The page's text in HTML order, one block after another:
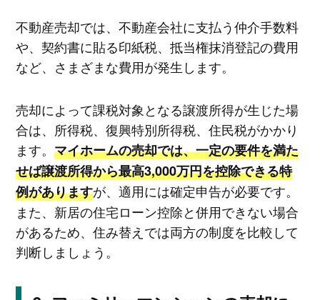
不動産売却では、不動産会社に支払う仲介手数料
や、契約書に貼る印紙税、抵当権抹消登記の費用
など、さまざまな費用が発生します。
売却によって課税対象となる譲渡所得が生じた場
合は、所得税、復興特別所得税、住民税がかかり
ます。 マイホームの売却では、一定の要件を満た
せば譲渡所得から最高3,000万円を控除できる特
例がありますが、適用には確定申告が必要です。
また、新居の住宅ローン控除と併用できない場合
があるため、住み替えでは両方の制度を比較して
判断しましょう。